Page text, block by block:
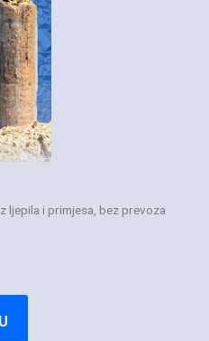
ljepila i primjesa, bez prevoza